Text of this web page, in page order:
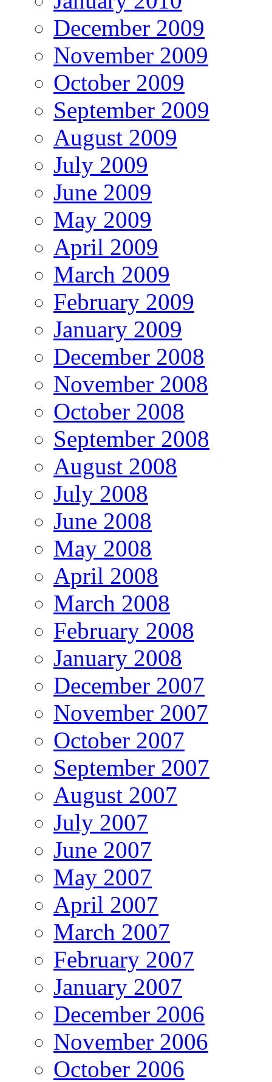
December 2009
November 2009
October 2009
September 2009
August 2009
July 2009
June 2009
May 2009
April 2009
March 2009
February 2009
January 2009
December 2008
November 2008
October 2008
September 2008
August 2008
July 2008
June 2008
May 2008
April 2008
March 2008
February 2008
January 2008
December 2007
November 2007
October 2007
September 2007
August 2007
July 2007
June 2007
May 2007
April 2007
March 2007
February 2007
January 2007
December 2006
November 2006
October 2006